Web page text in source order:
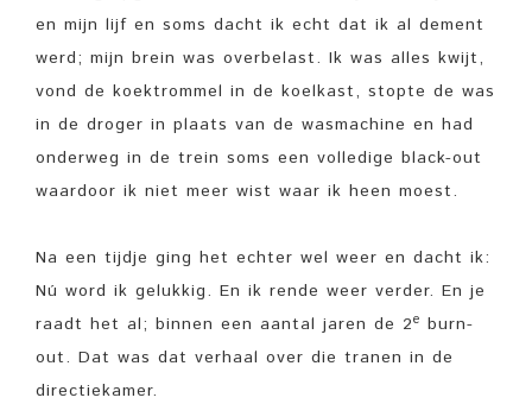
en mijn lijf en soms dacht ik echt dat ik al dement
werd; mijn brein was overbelast. Ik was alles kwijt,
vond de koektrommel in de koelkast, stopte de was
in de droger in plaats van de wasmachine en had
onderweg in de trein soms een volledige black-out
waardoor ik niet meer wist waar ik heen moest.
Na een tijdje ging het echter wel weer en dacht ik:
Nú word ik gelukkig. En ik rende weer verder. En je
raadt het al; binnen een aantal jaren de 2e burn-
out. Dat was dat verhaal over die tranen in de
directiekamer.